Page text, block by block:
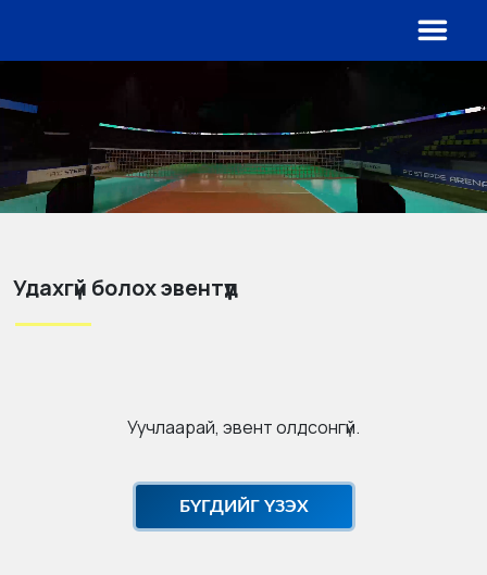
Удахгүй болох эвентүүд
Уучлаарай, эвент олдсонгүй.
БҮГДИЙГ ҮЗЭХ